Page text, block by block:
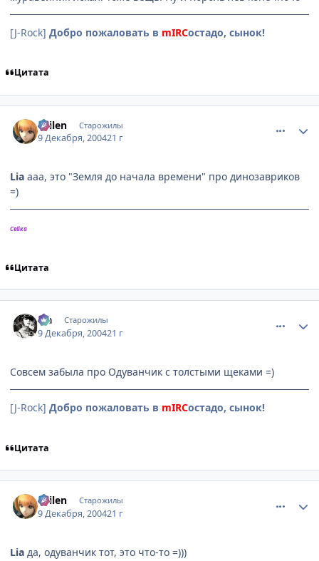
[J-Rock] Добро пожаловать в mIRCостадо, сынок!
Цитата
Sailen Старожилы
9 Декабря, 200421 г
Lia ааа, это "Земля до начала времени" про динозавриков
=)
Сейка
Цитата
Lia Старожилы
9 Декабря, 200421 г
Совсем забыла про Одуванчик с толстыми щеками =)
[J-Rock] Добро пожаловать в mIRCостадо, сынок!
Цитата
Sailen Старожилы
9 Декабря, 200421 г
Lia да, одуванчик тот, это что-то =)))